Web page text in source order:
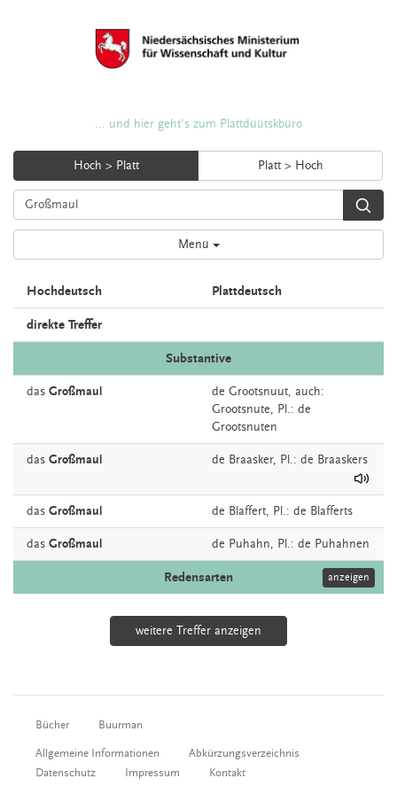
... und hier geht's zum Plattdüütskbüro
Hoch > Platt Platt > Hoch
Menü
Hochdeutsch Plattdeutsch
direkte Treffer
Substantive
das Großmaul de Grootsnuut, auch:
Grootsnute, Pl.: de
Grootsnuten
das Großmaul de Braasker, Pl.: de Braaskers
das Großmaul de Blaffert, Pl.: de Blafferts
das Großmaul de Puhahn, Pl.: de Puhahnen
Redensarten anzeigen
weitere Treffer anzeigen
Bücher Buurman
Allgemeine Informationen
Abkürzungsverzeichnis
Datenschutz
Impressum Kontakt